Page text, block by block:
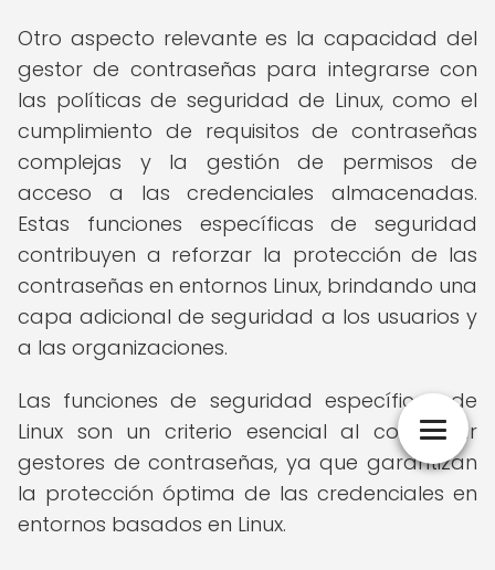
Otro aspecto relevante es la capacidad del
gestor de contraseñas para integrarse con
las políticas de seguridad de Linux, como el
cumplimiento de requisitos de contraseñas
complejas y la gestión de permisos de
acceso a las credenciales almacenadas.
Estas funciones específicas de seguridad
contribuyen a reforzar la protección de las
contraseñas en entornos Linux, brindando una
capa adicional de seguridad a los usuarios y
a las organizaciones.
Las funciones de seguridad específicas de
Linux son un criterio esencial al comparar
gestores de contraseñas, ya que garantizan
la protección óptima de las credenciales en
entornos basados en Linux.